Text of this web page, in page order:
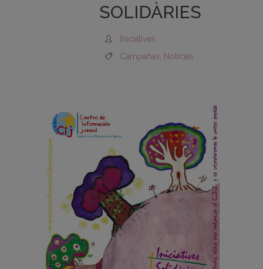
SOLIDÀRIES
Iniciatives
Campañas
Noticias